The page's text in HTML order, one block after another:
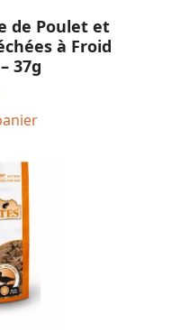
de Poulet et
à Froid
37g